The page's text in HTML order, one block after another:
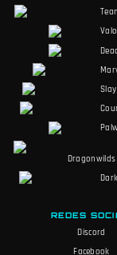
Dragonwilds
REDES
Discord
Facebook